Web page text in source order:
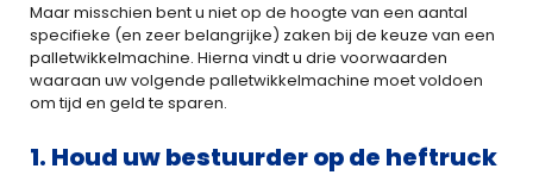
Maar misschien bent u niet op de hoogte van een aantal
specifieke (en zeer belangrijke) zaken bij de keuze van een
palletwikkelmachine. Hierna vindt u drie voorwaarden
waaraan uw volgende palletwikkelmachine moet voldoen
om tijd en geld te sparen.
1. Houd uw bestuurder op de heftruck